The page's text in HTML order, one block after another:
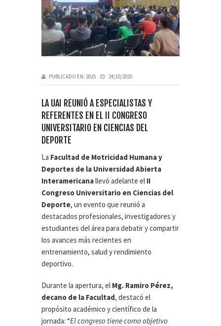
PUBLICADO EN: 2025 24/10/2025
LA UAI REUNIÓ A ESPECIALISTAS Y
REFERENTES EN EL II CONGRESO
UNIVERSITARIO EN CIENCIAS DEL
DEPORTE
La Facultad de Motricidad Humana y
Deportes de la Universidad Abierta
Interamericanallevó adelante el II
Congreso Universitario en Ciencias del
Deporte, un evento que reunió a
destacados profesionales, investigadores y
estudiantes del área para debatir y compartir
los avances más recientes en
entrenamiento, salud y rendimiento
deportivo.
Durante la apertura, el Mg. Ramiro Pérez,
decano de la Facultad, destacó el
propósito académico y científico de la
jornada: “El congreso tiene como objetivo